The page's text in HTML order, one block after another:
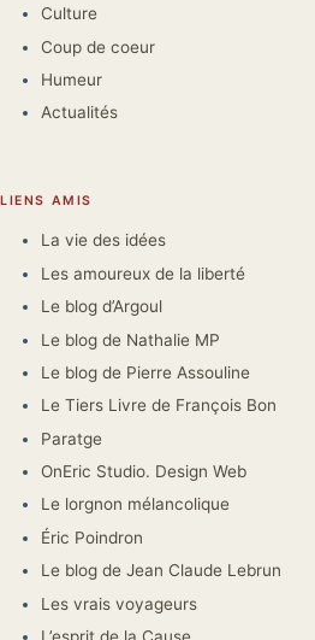
Culture
Coup de coeur
Humeur
Actualités
LIENS AMIS
La vie des idées
Les amoureux de la liberté
Le blog d’Argoul
Le blog de Nathalie MP
Le blog de Pierre Assouline
Le Tiers Livre de François Bon
Paratge
OnEric Studio. Design Web
Le lorgnon mélancolique
Éric Poindron
Le blog de Jean Claude Lebrun
Les vrais voyageurs